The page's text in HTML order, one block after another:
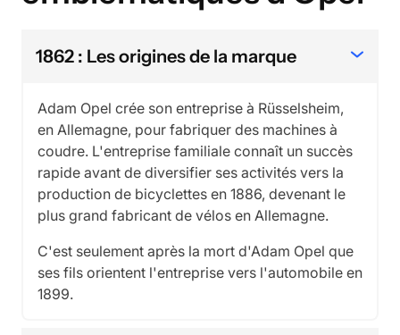
1862 : Les origines de la marque
Adam Opel crée son entreprise à Rüsselsheim,
en Allemagne, pour fabriquer des machines à
coudre. L'entreprise familiale connaît un succès
rapide avant de diversifier ses activités vers la
production de bicyclettes en 1886, devenant le
plus grand fabricant de vélos en Allemagne.
C'est seulement après la mort d'Adam Opel que
ses fils orientent l'entreprise vers l'automobile en
1899.